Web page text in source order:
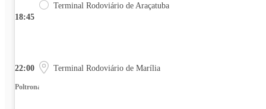
18:45
Terminal Rodoviário de Araçatuba
22:00 Terminal Rodoviário de Marília
Poltrona